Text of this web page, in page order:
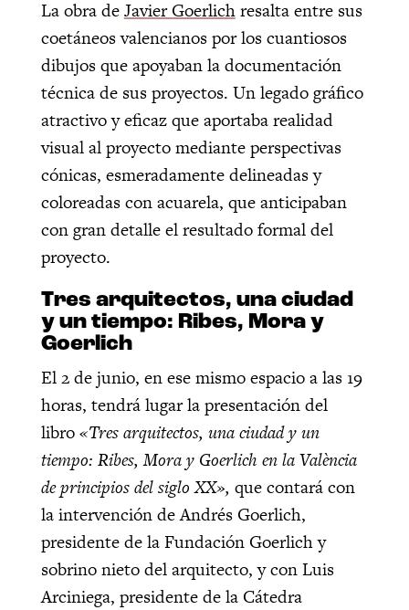
La obra deJavier Goerlichresalta entre sus
coetáneos valencianos por los cuantiosos
dibujos que apoyaban la documentación
técnica de sus proyectos. Un legado gráfico
atractivo y eficaz que aportaba realidad
visual al proyecto mediante perspectivas
cónicas, esmeradamente delineadas y
coloreadas con acuarela, que anticipaban
con gran detalle el resultado formal del
proyecto.
Tres arquitectos, una ciudad
y un tiempo: Ribes, Mora y
Goerlich
El 2 de junio, en ese mismo espacio a las 19
horas, tendrá lugar la presentación del
libro«Tres arquitectos, una ciudad y un
tiempo: Ribes, Mora y Goerlich en la València
de principios del siglo XX», que contará con
la intervención de Andrés Goerlich,
presidente de la Fundación Goerlich y
sobrino nieto del arquitecto, y con Luis
Arciniega, presidente de la Cátedra